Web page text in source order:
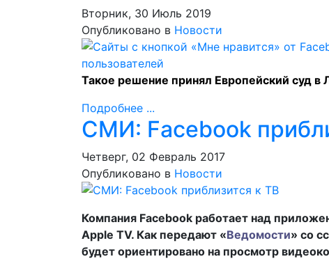
Вторник, 30 Июль 2019
Опубликовано в Новости
Такое решение принял Европейский суд в
Подробнее ...
СМИ: Facebook
Четверг, 02 Февраль 2017
Опубликовано в Новости
Компания Facebook работает над
Apple TV. Как передают «Ведомости» со
будет ориентировано на просмотр